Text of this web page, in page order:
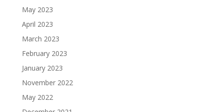
May 2023
April 2023
March 2023
February 2023
January 2023
November 2022
May 2022